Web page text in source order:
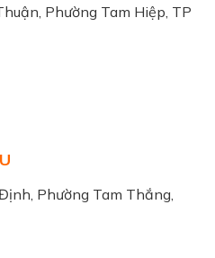
Phường Tam Hiệp, TP
Phường Tam Thắng,